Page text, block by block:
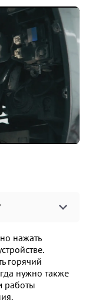
нажать
горячий
нужно также
работы